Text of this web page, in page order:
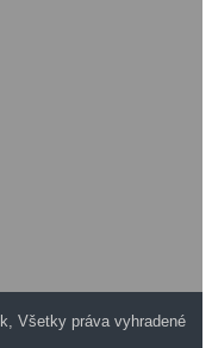
Všetky práva vyhradené